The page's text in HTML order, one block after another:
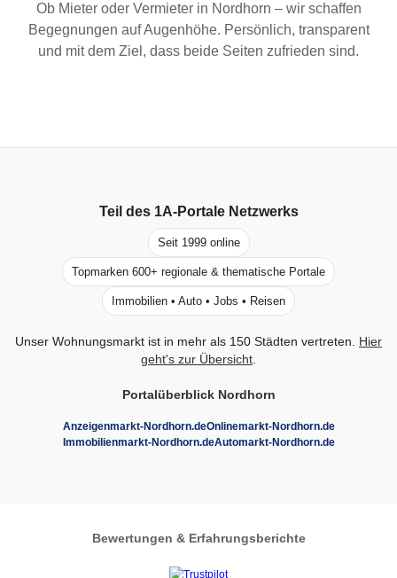
Ob Mieter oder Vermieter in Nordhorn – wir schaffen
Begegnungen auf Augenhöhe. Persönlich, transparent
und mit dem Ziel, dass beide Seiten zufrieden sind.
Teil des 1A-PortaleNetzwerks
Seit 1999 online
Topmarken 600+ regionale & thematische Portale
Immobilien • Auto • Jobs • Reisen
Unser Wohnungsmarkt ist in mehr als 150 Städten vertreten. Hier
geht's zur Übersicht.
Portalüberblick Nordhorn
Anzeigenmarkt-Nordhorn.deOnlinemarkt-Nordhorn.de
Immobilienmarkt-Nordhorn.deAutomarkt-Nordhorn.de
Bewertungen & Erfahrungsberichte